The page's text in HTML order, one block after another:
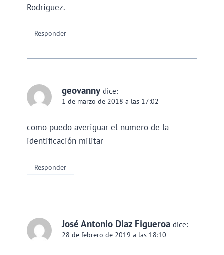
Rodríguez.
Responder
geovanny dice:
1 de marzo de 2018 a las 17:02
como puedo averiguar el numero de la
identificación militar
Responder
José Antonio Diaz Figueroa dice:
28 de febrero de 2019 a las 18:10